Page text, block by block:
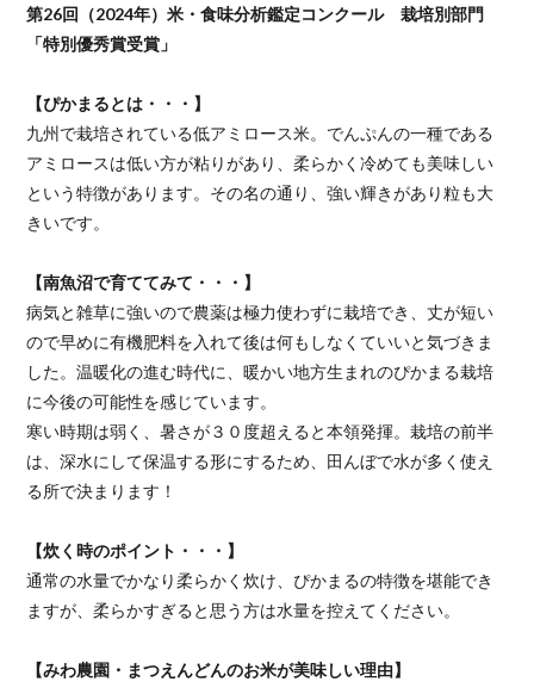
第26回（2024年）米・食味分析鑑定コンクール 栽培別部門
「特別優秀賞受賞」
【ぴかまるとは・・・】
九州で栽培されている低アミロース米。でんぷんの一種である
アミロースは低い方が粘りがあり、柔らかく冷めても美味しい
という特徴があります。その名の通り、強い輝きがあり粒も大
きいです。
【南魚沼で育ててみて・・・】
病気と雑草に強いので農薬は極力使わずに栽培でき、丈が短い
ので早めに有機肥料を入れて後は何もしなくていいと気づきま
した。温暖化の進む時代に、暖かい地方生まれのぴかまる栽培
に今後の可能性を感じています。
寒い時期は弱く、暑さが３０度超えると本領発揮。栽培の前半
は、深水にして保温する形にするため、田んぼで水が多く使え
る所で決まります！
【炊く時のポイント・・・】
通常の水量でかなり柔らかく炊け、ぴかまるの特徴を堪能でき
ますが、柔らかすぎると思う方は水量を控えてください。
【みわ農園・まつえんどんのお米が美味しい理由】